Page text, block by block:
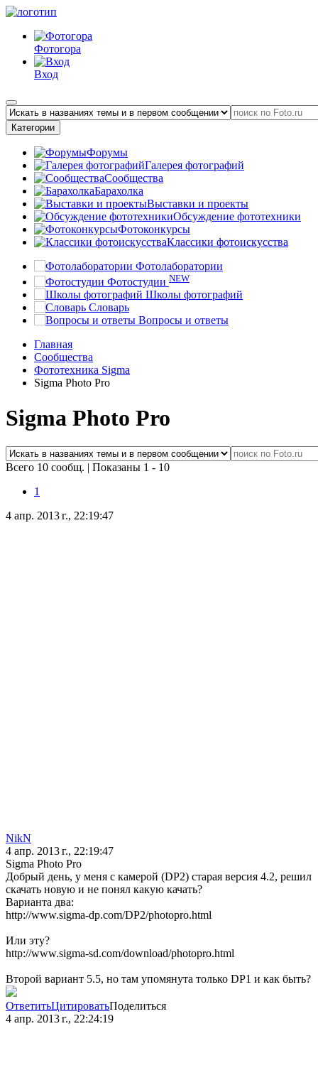
Фотогора
Вход
Категории
Форумы
Галерея фотографий
Сообщества
Барахолка
Выставки и проекты
Обсуждение фототехники
Фотоконкурсы
Классики фотоискусства
Фотолаборатории
Фотостудии NEW
Школы фотографий
Словарь
Вопросы и ответы
Главная
Сообщества
Фототехника Sigma
Sigma Photo Pro
Sigma Photo Pro
Всего 10 сообщ. | Показаны 1 - 10
1
4 апр. 2013 г., 22:19:47
NikN
4 апр. 2013 г., 22:19:47
Sigma Photo Pro
Добрый день, у меня с камерой (DP2) старая версия 4.2, решил
скачать новую и не понял какую качать?
Варианта два:
http://www.sigma-dp.com/DP2/photopro.html
Или эту?
http://www.sigma-sd.com/download/photopro.html
Второй вариант 5.5, но там упомянута только DP1 и как быть?
ОтветитьЦитироватьПоделиться
4 апр. 2013 г., 22:24:19